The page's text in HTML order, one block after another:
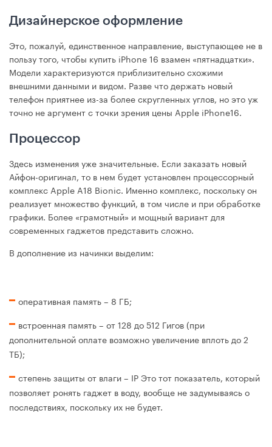
Дизайнерское оформление
Это, пожалуй, единственное направление, выступающее не в
пользу того, чтобы купить iPhone 16 взамен «пятнадцатки».
Модели характеризуются приблизительно схожими
внешними данными и видом. Разве что держать новый
телефон приятнее из-за более скругленных углов, но это уж
точно не аргумент с точки зрения цены Apple iPhone16.
Процессор
Здесь изменения уже значительные. Если заказать новый
Айфон-оригинал, то в нем будет установлен процессорный
комплекс Apple A18 Bionic. Именно комплекс, поскольку он
реализует множество функций, в том числе и при обработке
графики. Более «грамотный» и мощный вариант для
современных гаджетов представить сложно.
В дополнение из начинки выделим:
оперативная память – 8 ГБ;
встроенная память – от 128 до 512 Гигов (при
дополнительной оплате возможно увеличение вплоть до 2
ТБ);
степень защиты от влаги – IP Это тот показатель, который
позволяет ронять гаджет в воду, вообще не задумываясь о
последствиях, поскольку их не будет.